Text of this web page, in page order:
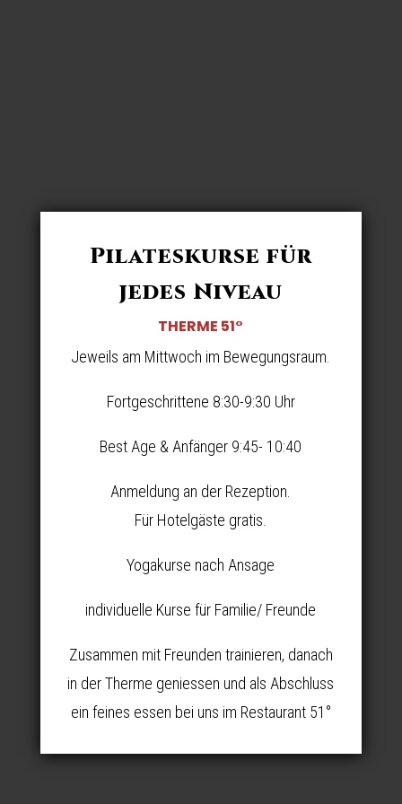
Pilateskurse für
jedes Niveau
THERME 51°
Jeweils am Mittwoch im Bewegungsraum.
Fortgeschrittene 8:30-9:30 Uhr
Best Age & Anfänger 9:45- 10:40
Anmeldung an der Rezeption.
Für Hotelgäste gratis.
Yogakurse nach Ansage
individuelle Kurse für Familie/ Freunde
Zusammen mit Freunden trainieren, danach
in der Therme geniessen und als Abschluss
ein feines essen bei uns im Restaurant 51°